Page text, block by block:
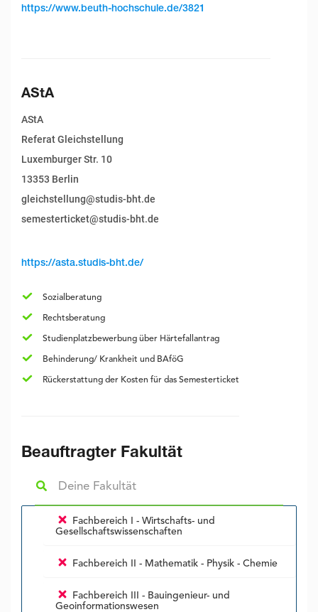
https://www.beuth-hochschule.de/3821
AStA
AStA
Referat Gleichstellung
Luxemburger Str. 10
13353 Berlin
gleichstellung@studis-bht.de
semesterticket@studis-bht.de
https://asta.studis-bht.de/
Sozialberatung
Rechtsberatung
Studienplatzbewerbung über Härtefallantrag
Behinderung/ Krankheit und BAföG
Rückerstattung der Kosten für das Semesterticket
Beauftragter Fakultät
Fachbereich I - Wirtschafts- und
Gesellschaftswissenschaften
Fachbereich II - Mathematik - Physik - Chemie
Fachbereich III - Bauingenieur- und
Geoinformationswesen